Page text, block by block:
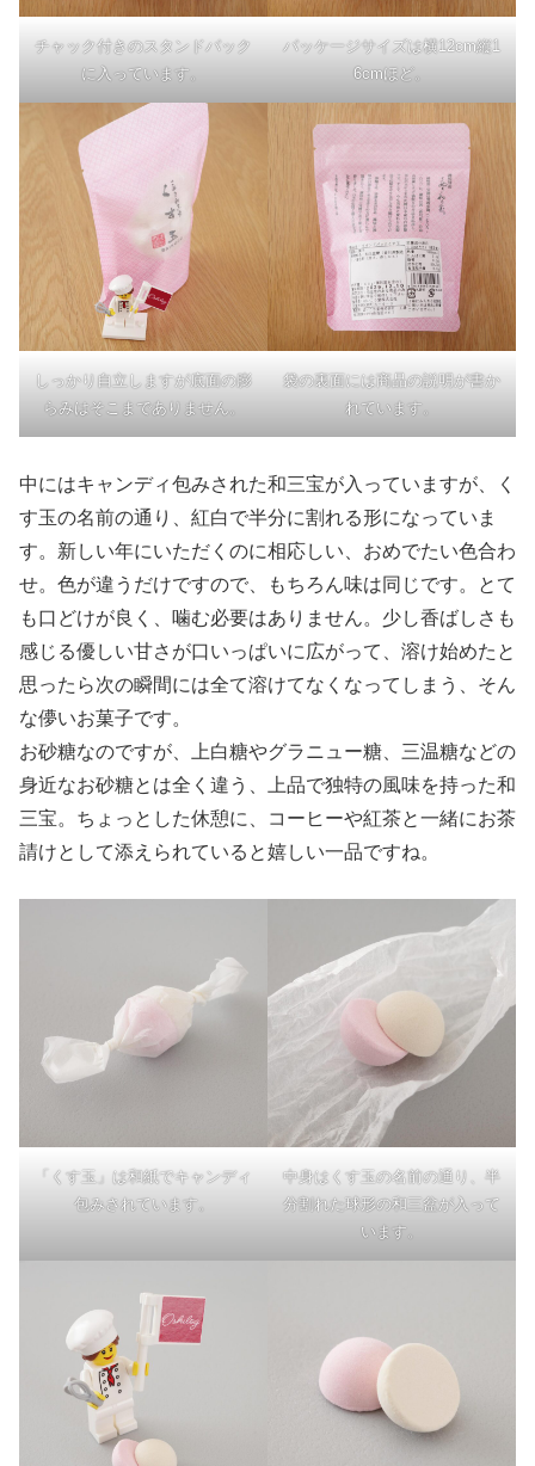
チャック付きのスタンドパック
に入っています。
パッケージサイズは横12cm縦1
6cmほど。
しっかり自立しますが底面の膨
らみはそこまでありません。
袋の裏面には商品の説明が書か
れています。
中にはキャンディ包みされた和三宝が入っていますが、く
す玉の名前の通り、紅白で半分に割れる形になっていま
す。新しい年にいただくのに相応しい、おめでたい色合わ
せ。色が違うだけですので、もちろん味は同じです。とて
も口どけが良く、噛む必要はありません。少し香ばしさも
感じる優しい甘さが口いっぱいに広がって、溶け始めたと
思ったら次の瞬間には全て溶けてなくなってしまう、そん
な儚いお菓子です。
お砂糖なのですが、上白糖やグラニュー糖、三温糖などの
身近なお砂糖とは全く違う、上品で独特の風味を持った和
三宝。ちょっとした休憩に、コーヒーや紅茶と一緒にお茶
請けとして添えられていると嬉しい一品ですね。
「くす玉」は和紙でキャンディ
包みされています。
中身はくす玉の名前の通り、半
分割れた球形の和三盆が入って
います。